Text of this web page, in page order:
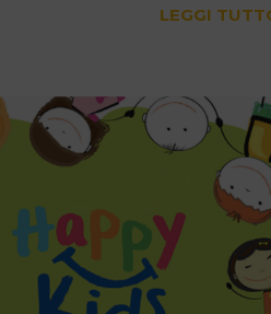
LEGGI